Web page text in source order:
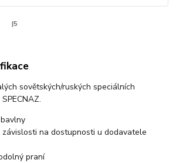
|5
sovětských/ruských speciálních
závislosti na dostupnosti u dodavatele
praní